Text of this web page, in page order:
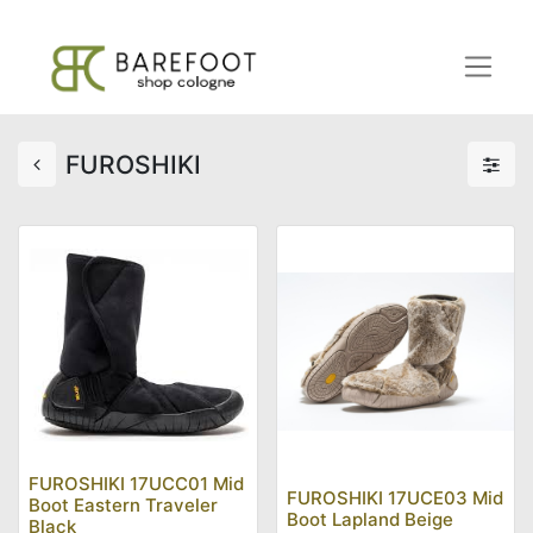
FUROSHIKI
FUROSHIKI 17UCC01 Mid
Boot Eastern Traveler
Black
FUROSHIKI 17UCE03 Mid
Boot Lapland Beige